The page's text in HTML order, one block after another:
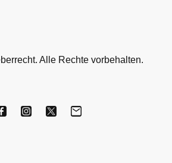
Alle Rechte vorbehalten.